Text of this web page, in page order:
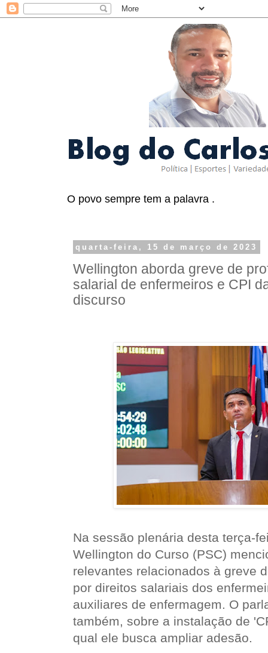
O povo sempre tem a palavra .
quarta-feira, 15 de março de 2023
Wellington aborda greve de
salarial de enfermeiros e CPI
discurso
Na sessão plenária desta terça-
Wellington do Curso (PSC)
relevantes relacionados à greve
por direitos salariais dos
auxiliares de enfermagem. O
também, sobre a instalação de
qual ele busca ampliar adesão.